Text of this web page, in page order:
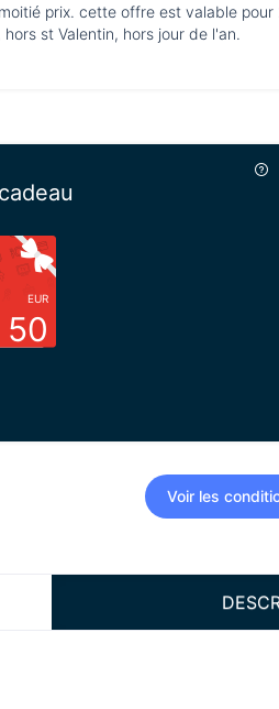
prix. cette offre est valable pour
st Valentin, hors jour de l'an.
EUR
50
Voir les